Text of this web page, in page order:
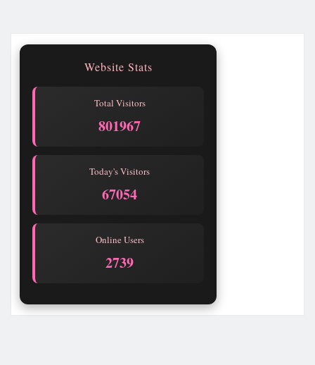
Website Stats
Total Visitors
801967
Today's Visitors
67054
Online Users
2739